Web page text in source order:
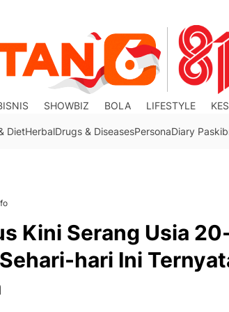
SHOWBIZ BOLA LIFESTYLE
DietHerbalDrugs & DiseasesPersonaDiary
Kini Serang Usia
hari Ini